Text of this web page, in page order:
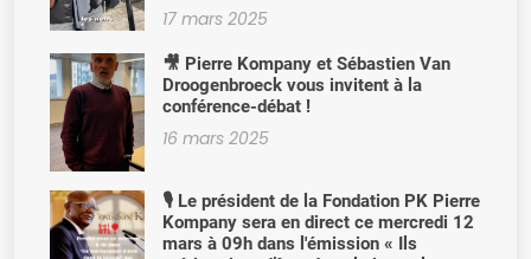
17 mars 2025
🎥 Pierre Kompany et Sébastien Van
Droogenbroeck vous invitent à la
conférence-débat !
16 mars 2025
🎙️ Le président de la Fondation PK Pierre
Kompany sera en direct ce mercredi 12
mars à 09h dans l'émission « Ils